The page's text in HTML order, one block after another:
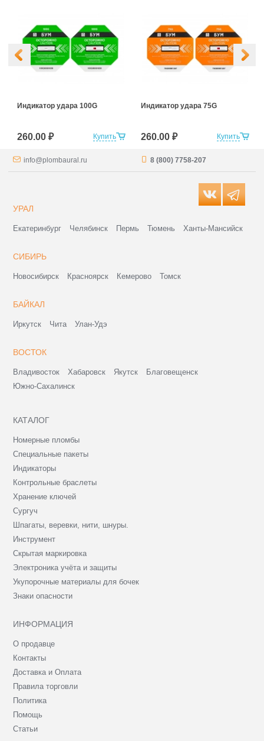
Купить
Индикатор удара 100G
260.00 ₽ Купить
Индикатор удара 75G
260.00 ₽
info@plombaural.ru 8 (800) 7758-207
УРАЛ
Екатеринбург Челябинск Пермь Тюмень Ханты-Мансийск
СИБИРЬ
Новосибирск Красноярск Кемерово Томск
БАЙКАЛ
Иркутск Чита Улан-Удэ
ВОСТОК
Владивосток Хабаровск Якутск
Благовещенск
Южно-Сахалинск
КАТАЛОГ
Номерные пломбы
Специальные пакеты
Индикаторы
Контрольные браслеты
Хранение ключей
Сургуч
Шпагаты, веревки, нити, шнуры.
Инструмент
Скрытая маркировка
Электроника учёта и защиты
Укупорочные материалы для бочек
Знаки опасности
ИНФОРМАЦИЯ
О продавце
Контакты
Доставка и Оплата
Правила торговли
Политика
Помощь
Статьи